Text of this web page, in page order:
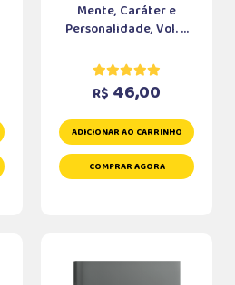
Mente, Caráter e
Personalidade, Vol. ...
R$ 46,00
ADICIONAR AO CARRINHO
COMPRAR AGORA